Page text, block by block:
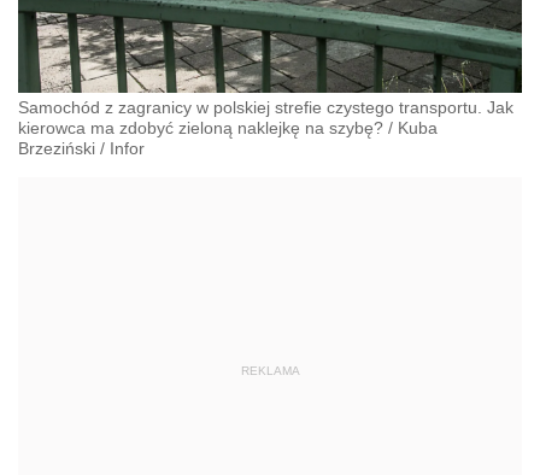
Samochód z zagranicy w polskiej strefie czystego transportu. Jak
kierowca ma zdobyć zieloną naklejkę na szybę? / Kuba
Brzeziński / Infor